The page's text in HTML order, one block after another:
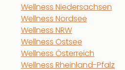
Wellness Niedersachsen
Wellness Nordsee
Wellness NRW
Wellness Ostsee
Wellness Österreich
Wellness Rheinland-Pfalz